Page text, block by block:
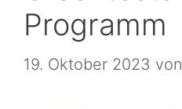
Programm
19. Oktober 2023 von